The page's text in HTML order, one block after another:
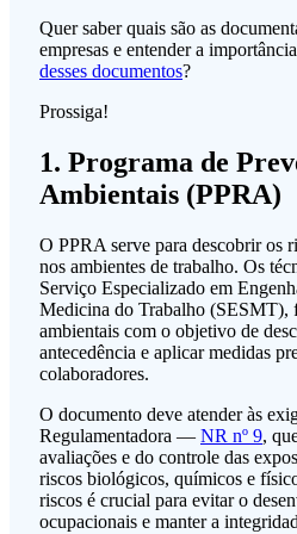
Quer saber quais são as
empresas e entender a
desses documentos?
Prossiga!
1. Programa de
Ambientais (PPRA)
O PPRA serve para descobrir os
nos ambientes de trabalho. Os
Serviço Especializado em
Medicina do Trabalho (SESMT),
ambientais com o objetivo de
antecedência e aplicar medidas
colaboradores.
O documento deve atender às
Regulamentadora — NR nº 9,
avaliações e do controle das
riscos biológicos, químicos e
riscos é crucial para evitar o
ocupacionais e manter a